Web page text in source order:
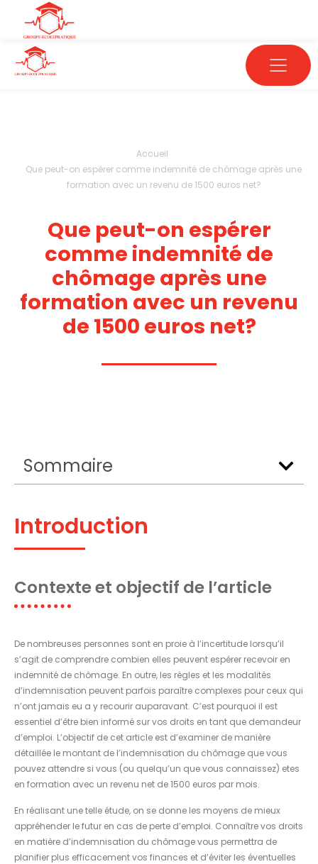
Accueil
Que peut-on espérer comme indemnité de chômage après une
formation avec un revenu de 1500 euros net?
Que peut-on espérer
comme indemnité de
chômage après une
formation avec un revenu
de 1500 euros net?
Sommaire
Introduction
Contexte et objectif de l’article
De nombreuses personnes sont en proie à l’incertitude lorsqu’il
s’agit de comprendre combien elles peuvent espérer recevoir en
indemnité de chômage. En outre, les règles et les modalités
d’indemnisation peuvent parfois paraître complexes pour ceux qui
n’ont jamais eu a y recourir auparavant. C’est pourquoi il est
essentiel d’être bien informé sur vos droits en tant que demandeur
d’emploi. L’objectif de cet article est d’examiner de manière
détaillée le montant de l’indemnisation du chômage que vous
pouvez attendre si vous (ou quelqu’un que vous connaissez) etes
en formation avec un revenu net de 1500 euros par mois.
En réalisant une telle étude, on se donne les moyens de mieux
appréhender le futur en cas de perte d’emploi. Connaître vos droits
en matière d’indemnisation du chômage vous permettra de
planifier plus efficacement vos finances et d’éviter les éventuelles